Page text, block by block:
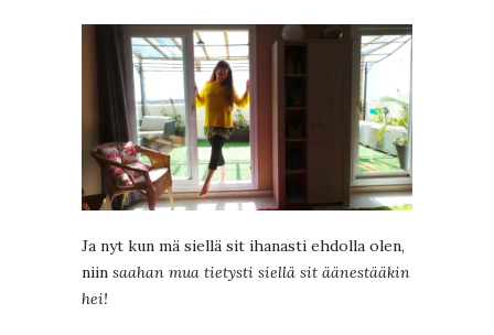
Ja nyt kun mä siellä sit ihanasti ehdolla olen,
niin saahan mua tietysti siellä sit äänestääkin
hei!